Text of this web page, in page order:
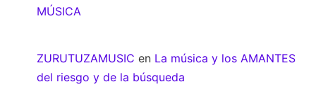
MÚSICA
ZURUTUZAMUSIC en La música y los AMANTES
del riesgo y de la búsqueda